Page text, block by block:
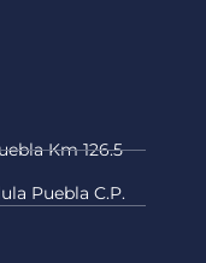
Km 126.5
Puebla C.P.